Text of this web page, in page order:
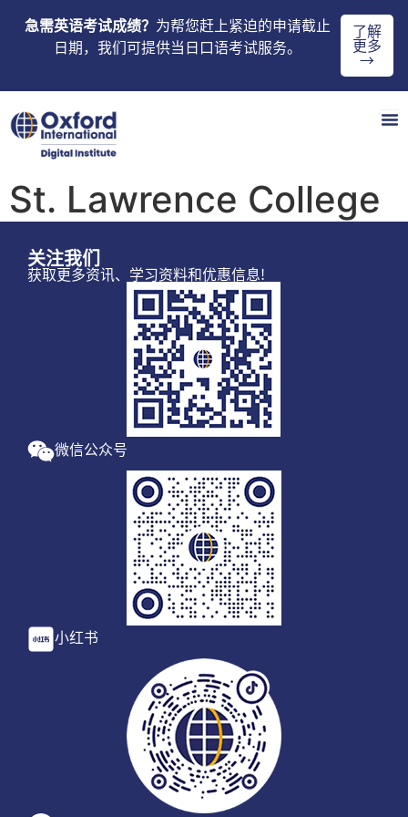
急需英语考试成绩？ 为帮您赶上紧迫的申请截止
日期，我们可提供当日口语考试服务。
了解
更多
→
St. Lawrence College
关注我们
获取更多资讯、学习资料和优惠信息!
微信公众号
小红书